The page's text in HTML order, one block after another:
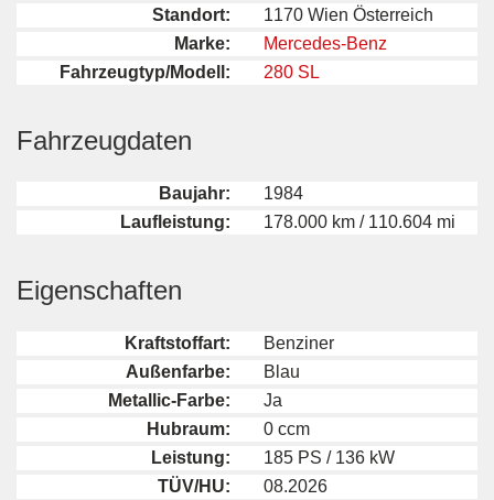
Standort:
1170 Wien Österreich
Marke:
Mercedes-Benz
Fahrzeugtyp/Modell:
280 SL
Fahrzeugdaten
Baujahr:
1984
Laufleistung:
178.000 km / 110.604 mi
Eigenschaften
Kraftstoffart:
Benziner
Außenfarbe:
Blau
Metallic-Farbe:
Ja
Hubraum:
0 ccm
Leistung:
185 PS / 136 kW
TÜV/HU:
08.2026